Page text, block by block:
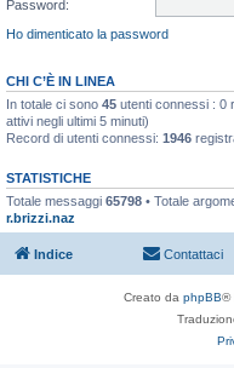
Password:
Ho dimenticato la password
CHI C’È IN LINEA
In totale ci sono 45 utenti connessi : 0
attivi negli ultimi 5 minuti)
Record di utenti connessi: 1946
STATISTICHE
Totale messaggi 65798 • Totale
r.brizzi.naz
Indice Contattaci
Creato da phpBB®